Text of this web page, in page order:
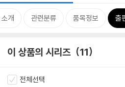
개 관련분류 품목정보 출
이 상품의 시리즈 11
전체선택